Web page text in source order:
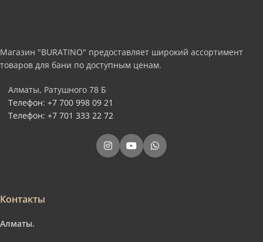
Магазин "BURATINO" предоставляет широкий ассортимент
товаров для бани по доступным ценам.
Алматы, Ратушного 78 Б
Телефон: +7 700 998 09 21
Телефон: +7 701 333 22 72
Контакты
Алматы.